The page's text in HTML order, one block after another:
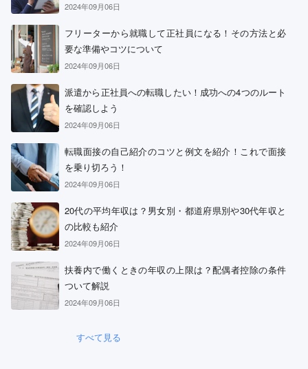
2024年09月06日
フリーターから就職して正社員になる！その方法と必
要な準備やコツについて
2024年09月06日
派遣から正社員への転職したい！成功への4つのルート
を確認しよう
2024年09月06日
転職面接の自己紹介のコツと例文を紹介！これで面接
を乗り切ろう！
2024年09月06日
20代の平均年収は？男女別・都道府県別や30代年収と
の比較も紹介
2024年09月06日
扶養内で働くときの年収の上限は？配偶者控除の条件
ついて解説
2024年09月06日
すべて見る